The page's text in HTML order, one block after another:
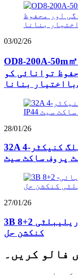
03/02/26
OD8-200A-50m㎡ انرجی سٹوریج بیٹری ٹرمینل
توانائی کو
28/01/26
32A 4-پن تھری فیز انڈسٹریل پلگ کنیکٹر: IP44
پروف ساکٹ سیٹ
27/01/26
3B 8+2 پش پل سیلف لاکنگ کنیکٹر: ہائی-ریلیبلٹی
کنکشن حل
فالو کریں۔